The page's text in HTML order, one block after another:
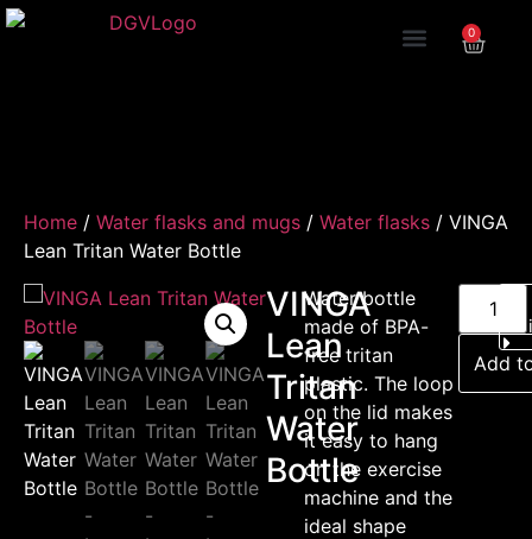
0
Home / Water flasks and mugs / Water flasks / VINGA
Lean Tritan Water Bottle
VINGA
Lean
Tritan
Water
Bottle
Water bottle
made of BPA-
free tritan
plastic. The loop
on the lid makes
it easy to hang
on the exercise
machine and the
ideal shape
Add